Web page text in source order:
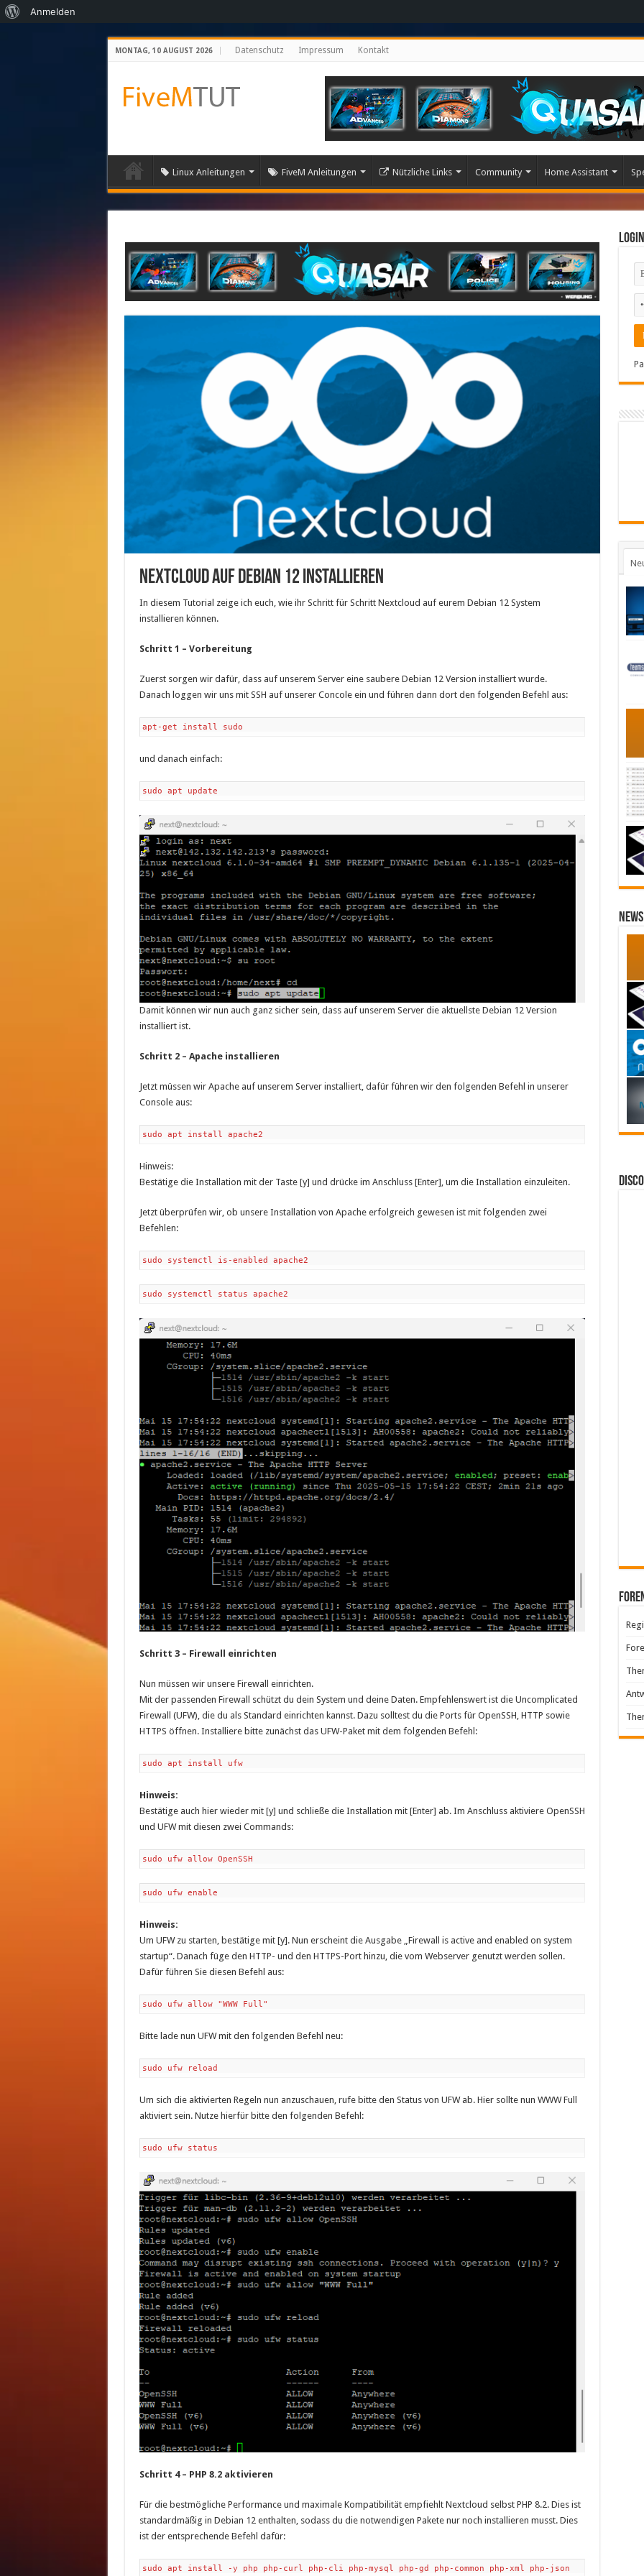
MONTAG, 10 AUGUST 2026 Datenschutz Impressum Kontakt
Linux Anleitungen FiveM Anleitungen Nützliche Links Community Home Assistant
Nextcloud auf Debian 12 installieren
In diesem Tutorial zeige ich euch, wie ihr Schritt für Schritt Nextcloud auf eurem Debian 12 System
installieren können.
Schritt 1 – Vorbereitung
Zuerst sorgen wir dafür, dass auf unserem Server eine saubere Debian 12 Version installiert wurde.
Danach loggen wir uns mit SSH auf unserer Concole ein und führen dann dort den folgenden Befehl aus:
apt-get install sudo
und danach einfach:
sudo apt update
Damit können wir nun auch ganz sicher sein, dass auf unserem Server die aktuellste Debian 12 Version
installiert ist.
Schritt 2 – Apache installieren
Jetzt müssen wir Apache auf unserem Server installiert, dafür führen wir den folgenden Befehl in unserer
Console aus:
sudo apt install apache2
Hinweis:
Bestätige die Installation mit der Taste [y] und drücke im Anschluss [Enter], um die Installation einzuleiten.
Jetzt überprüfen wir, ob unsere Installation von Apache erfolgreich gewesen ist mit folgenden zwei
Befehlen:
sudo systemctl is-enabled apache2
sudo systemctl status apache2
Schritt 3 – Firewall einrichten
Nun müssen wir unsere Firewall einrichten.
Mit der passenden Firewall schützt du dein System und deine Daten. Empfehlenswert ist die Uncomplicated
Firewall (UFW), die du als Standard einrichten kannst. Dazu solltest du die Ports für OpenSSH, HTTP sowie
HTTPS öffnen. Installiere bitte zunächst das UFW-Paket mit dem folgenden Befehl:
sudo apt install ufw
Hinweis:
Bestätige auch hier wieder mit [y] und schließe die Installation mit [Enter] ab. Im Anschluss aktiviere OpenSSH
und UFW mit diesen zwei Commands:
sudo ufw allow OpenSSH
sudo ufw enable
Hinweis:
Um UFW zu starten, bestätige mit [y]. Nun erscheint die Ausgabe „Firewall is active and enabled on system
startup“. Danach füge den HTTP- und den HTTPS-Port hinzu, die vom Webserver genutzt werden sollen.
Dafür führen Sie diesen Befehl aus:
sudo ufw allow "WWW Full"
Bitte lade nun UFW mit den folgenden Befehl neu:
sudo ufw reload
Um sich die aktivierten Regeln nun anzuschauen, rufe bitte den Status von UFW ab. Hier sollte nun WWW Full
aktiviert sein. Nutze hierfür bitte den folgenden Befehl:
sudo ufw status
Schritt 4 – PHP 8.2 aktivieren
Für die bestmögliche Performance und maximale Kompatibilität empfiehlt Nextcloud selbst PHP 8.2. Dies ist
standardmäßig in Debian 12 enthalten, sodass du die notwendigen Pakete nur noch installieren musst. Dies
ist der entsprechende Befehl dafür:
sudo apt install -y php php-curl php-cli php-mysql php-gd php-common php-xml php-json
Login
Über
Anmelden